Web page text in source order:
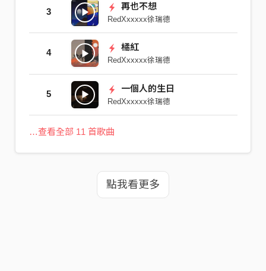
3
再也不想
RedXxxxxx徐瑞德
4
橘紅
RedXxxxxx徐瑞德
5
一個人的生日
RedXxxxxx徐瑞德
…查看全部 11 首歌曲
點我看更多